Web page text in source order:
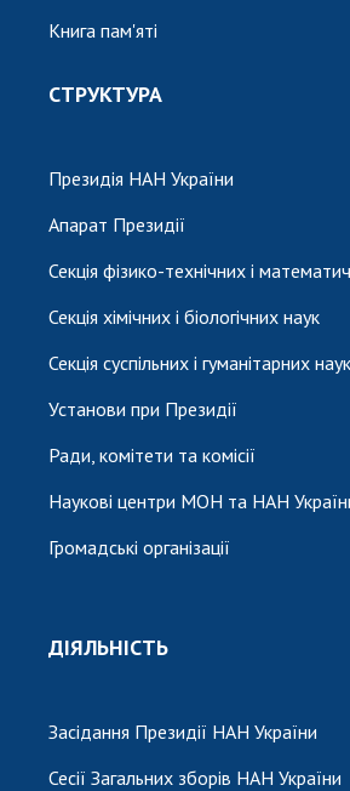
Книга пам'яті
СТРУКТУРА
Президія НАН України
Апарат Президії
Секція фізико-технічних і
Секція хімічних і біологічних наук
Секція суспільних і гуманітарних наук
Установи при Президії
Ради, комітети та комісії
Наукові центри МОН та НАН
Громадські організації
ДІЯЛЬНІСТЬ
Засідання Президії НАН України
Сесії Загальних зборів НАН України